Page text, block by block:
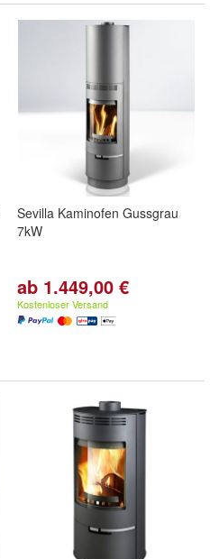
Sevilla Kaminofen Gussgrau
7kW
ab 1.449,00 €
Kostenloser Versand